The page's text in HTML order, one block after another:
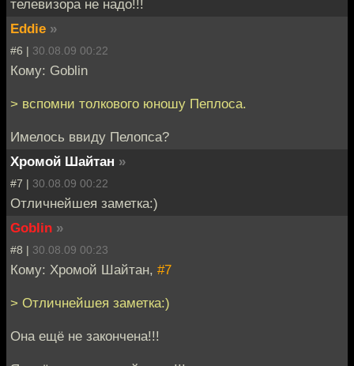
телевизора не надо!!!
Eddie »
#6 | 30.08.09 00:22
Кому: Goblin
> вспомни толкового юношу Пеплоса.
Имелось ввиду Пелопса?
Хромой Шайтан »
#7 | 30.08.09 00:22
Отличнейшея заметка:)
Goblin »
#8 | 30.08.09 00:23
Кому: Хромой Шайтан, #7
> Отличнейшея заметка:)
Она ещё не закончена!!!